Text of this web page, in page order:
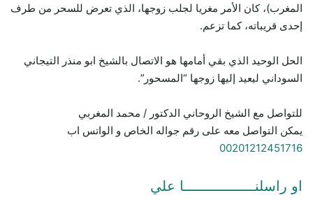
المغرب)، كان الأمر مغريا لجلب زوجها، الذي تعرض للسحر من طرف
إحدى قريباته، كما تزعم.
الحل الوحيد الذي بقي أمامها هو الاتصال بالشيخ ابو منذر التيجاني
السوداني ليعيد إليها زوجها “المسحور”.
للتواصل مع الشيخ الروحاني الدكتور / محمد المغربي
يمكن التواصل معه على رقم جواله الخاص و الواتس اب
00201212451716
او راسلنـــــــــــــــــا علي